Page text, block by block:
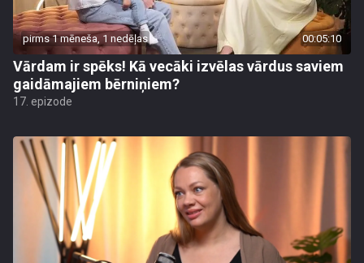
pirms 1 mēneša, 1 nedēļas 00:05:10
Vārdam ir spēks! Kā vecāki izvēlas vārdus saviem
gaidāmajiem bērniņiem?
17. epizode